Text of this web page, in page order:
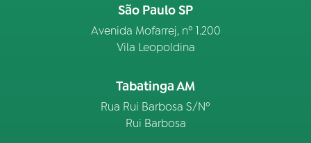
São Paulo SP
Avenida Mofarrej, nº 1.200
Vila Leopoldina
Tabatinga AM
Rua Rui Barbosa S/Nº
Rui Barbosa